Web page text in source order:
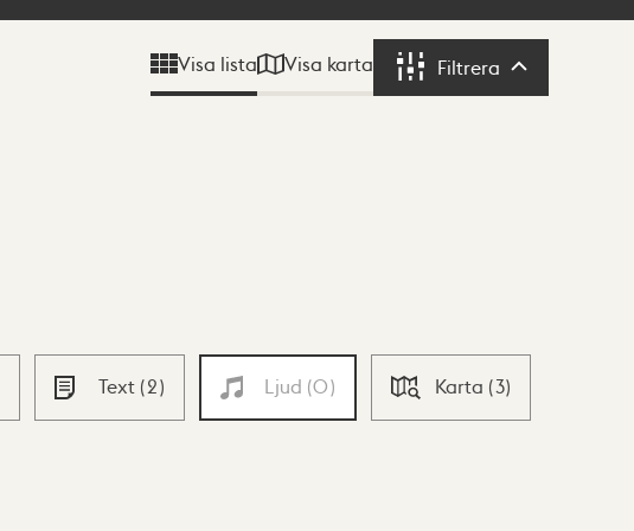
Visa lista Visa karta Filtrera Filtrera
Text (2) Ljud (0) Karta (3)